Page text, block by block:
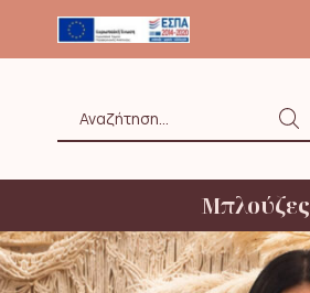
ΑΝΩ ΤΩΝ 20€ ΜΕ BOX NOW
input
Μπλούζες